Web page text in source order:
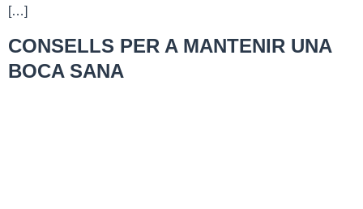
[…]
CONSELLS PER A MANTENIR UNA
BOCA SANA